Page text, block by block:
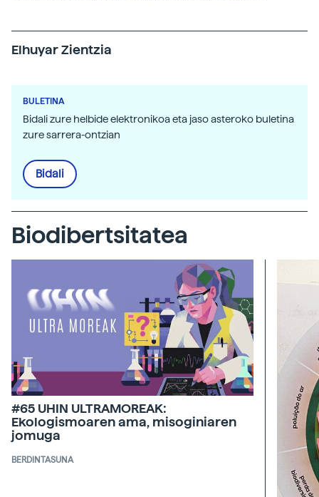
Elhuyar Zientzia
BULETINA
Bidali zure helbide elektronikoa eta jaso asteroko buletina
zure sarrera-ontzian
Bidali
Biodibertsitatea
#65 UHIN ULTRAMOREAK:
Ekologismoaren ama, misoginiaren
jomuga
BERDINTASUNA